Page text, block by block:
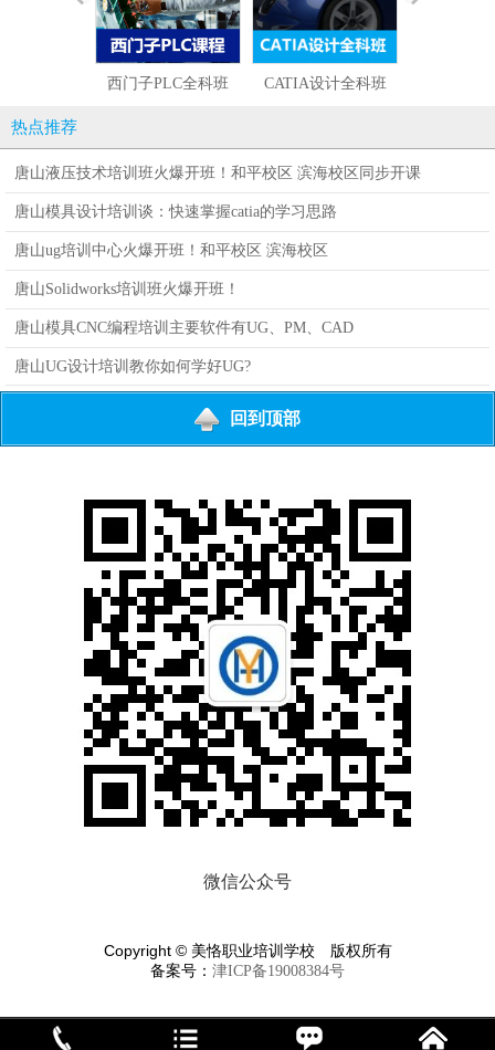
西门子PLC全科班 CATIA设计全科班
热点推荐
唐山液压技术培训班火爆开班！和平校区 滨海校区同步开课
唐山模具设计培训谈：快速掌握catia的学习思路
唐山ug培训中心火爆开班！和平校区 滨海校区
唐山Solidworks培训班火爆开班！
唐山模具CNC编程培训主要软件有UG、PM、CAD
唐山UG设计培训教你如何学好UG?
回到顶部
微信公众号
Copyright © 美恪职业培训学校 版权所有
备案号： 津ICP备19008384号